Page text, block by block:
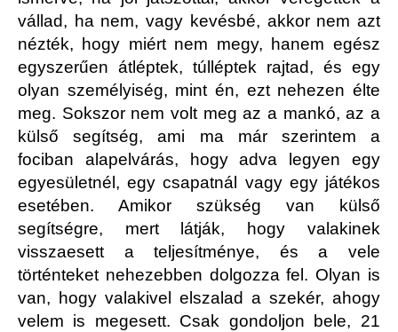
vállad, ha nem, vagy kevésbé, akkor nem azt
nézték, hogy miért nem megy, hanem egész
egyszerűen átléptek, túlléptek rajtad, és egy
olyan személyiség, mint én, ezt nehezen élte
meg. Sokszor nem volt meg az a mankó, az a
külső segítség, ami ma már szerintem a
fociban alapelvárás, hogy adva legyen egy
egyesületnél, egy csapatnál vagy egy játékos
esetében. Amikor szükség van külső
segítségre, mert látják, hogy valakinek
visszaesett a teljesítménye, és a vele
történteket nehezebben dolgozza fel. Olyan is
van, hogy valakivel elszalad a szekér, ahogy
velem is megesett. Csak gondoljon bele, 21